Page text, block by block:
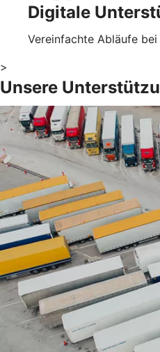
Digitale
Vereinfachte Abläufe
>
Unsere